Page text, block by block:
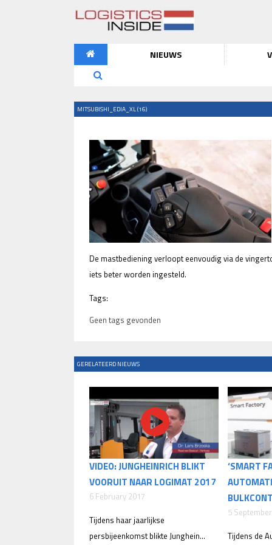
NIEUWS
MITSUBISHI_EDIA_XL (16)
De mastbediening verloopt eenvoudig via de
iets beter worden ingesteld.
Tags:
Geen tags gevonden
GERELATEERD NIEUWS
VIDEO: JUNGHEINRICH BLIKT
VOORUIT NAAR LOGIMAT 2017
6 February 2017
Tijdens haar jaarlijkse
persbijeenkomst blikte Junghein...
‘SMART
5
Tijdens de